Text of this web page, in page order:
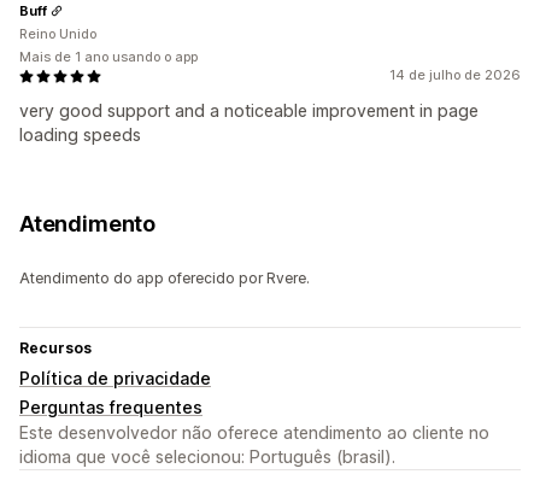
14 de julho de 2026
very good support and a noticeable improvement in page
loading speeds
Buff
Reino Unido
Mais de 1 ano usando o app
Atendimento
Atendimento do app oferecido por Rvere.
Recursos
Política de privacidade
Perguntas frequentes
Este desenvolvedor não oferece atendimento ao cliente no
idioma que você selecionou: Português (brasil).